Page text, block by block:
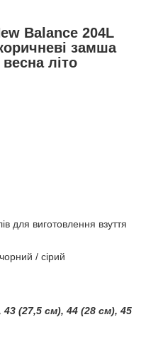
Balance 204L
замша
весна літо
для виготовлення взуття
чорний / сірий
(27,5 см), 44 (28 см), 45